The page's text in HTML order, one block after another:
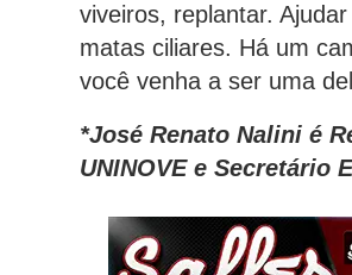
viveiros, replantar.
matas ciliares. Há um
você venha a ser uma
*José Renato Nalini é
UNINOVE e Secretário